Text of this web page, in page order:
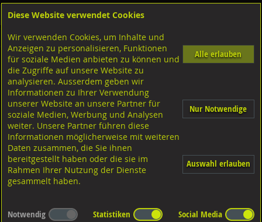
Shop Bohrer-Bit Einsatz-Gewindebohrer
Gewinderestaurierer
Diverse Ausführungen
Gewinderestaurierer
Diese Website verwendet Cookies
Wir verwenden Cookies, um Inhalte und
Anzeigen zu personalisieren, Funktionen
für soziale Medien anbieten zu können und
die Zugriffe auf unsere Website zu
analysieren. Ausserdem geben wir
Informationen zu Ihrer Verwendung
unserer Website an unsere Partner für
soziale Medien, Werbung und Analysen
weiter. Unsere Partner führen diese
Informationen möglicherweise mit weiteren
Daten zusammen, die Sie ihnen
bereitgestellt haben oder die sie im
Rahmen Ihrer Nutzung der Dienste
gesammelt haben.
Alle erlauben
Nur Notwendige
Auswahl erlauben
Notwendig Statistiken
Social Media